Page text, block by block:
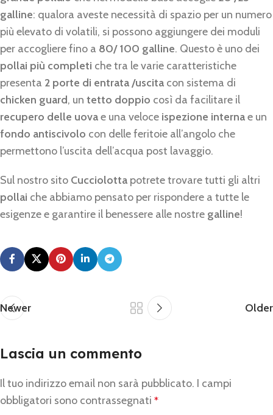
galline: qualora aveste necessità di spazio per un numero
più elevato di volatili, si possono aggiungere dei moduli
per accogliere fino a 80/ 100 galline. Questo è uno dei
pollai più completi che tra le varie caratteristiche
presenta 2 porte di entrata /uscita con sistema di
chicken guard, un tetto doppio così da facilitare il
recupero delle uovae una veloce ispezione internae un
fondo antiscivolo con delle feritoie all’angolo che
permettono l’uscita dell’acqua post lavaggio.
Sul nostro sito Cucciolotta potrete trovare tutti gli altri
pollai che abbiamo pensato per rispondere a tutte le
esigenze e garantire il benessere alle nostre galline!
Newer Older
Lascia un commento
Il tuo indirizzo email non sarà pubblicato. I campi
obbligatori sono contrassegnati *
Alternative: